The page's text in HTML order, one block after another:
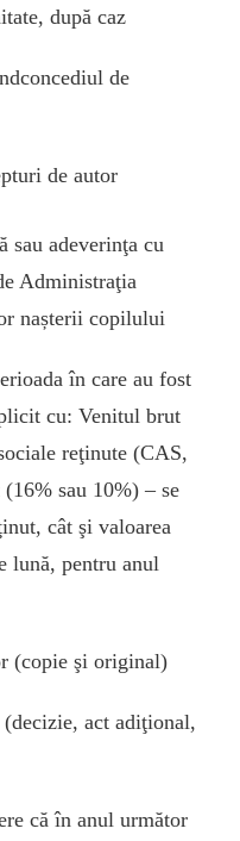
după caz
de
de autor
sau adeverinţa cu
Administraţia
nașterii copilului
în care au fost
cu: Venitul brut
reţinute (CAS,
sau 10%) – se
cât şi valoarea
lună, pentru anul
(copie şi original)
act adiţional,
că în anul următor